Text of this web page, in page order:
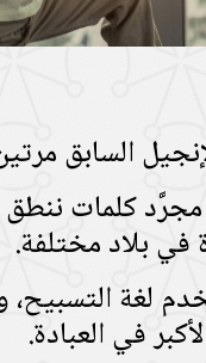
السابق
كلمات ننطق
في بلاد مختلفة.
لغة
في العبادة.